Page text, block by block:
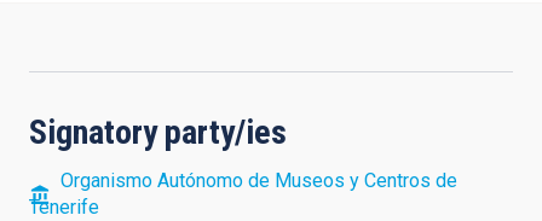
Signatory party/ies
Organismo Autónomo de Museos y Centros de
Tenerife